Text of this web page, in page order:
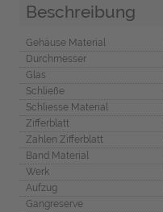
Beschreibung
Gehäuse Material
Durchmesser
Glas
Schließe
Schliesse Material
Zifferblatt
Zahlen Zifferblatt
Band Material
Werk
Aufzug
Gangreserve